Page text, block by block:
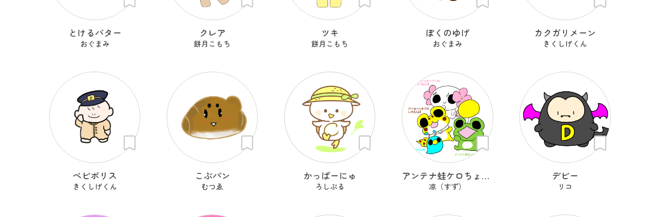
とけるバター
おぐまみ
クレア
餅月こもち
ツキ
餅月こもち
ぼくのゆげ
おぐまみ
カクガリメーン
きくしげくん
ベビポリス
きくしげくん
こぶパン
むつゑ
かっぱーにゅ
ろしぷる
アンテナ蛙ケロちょんぱ
凉（すず）
デビー
リコ